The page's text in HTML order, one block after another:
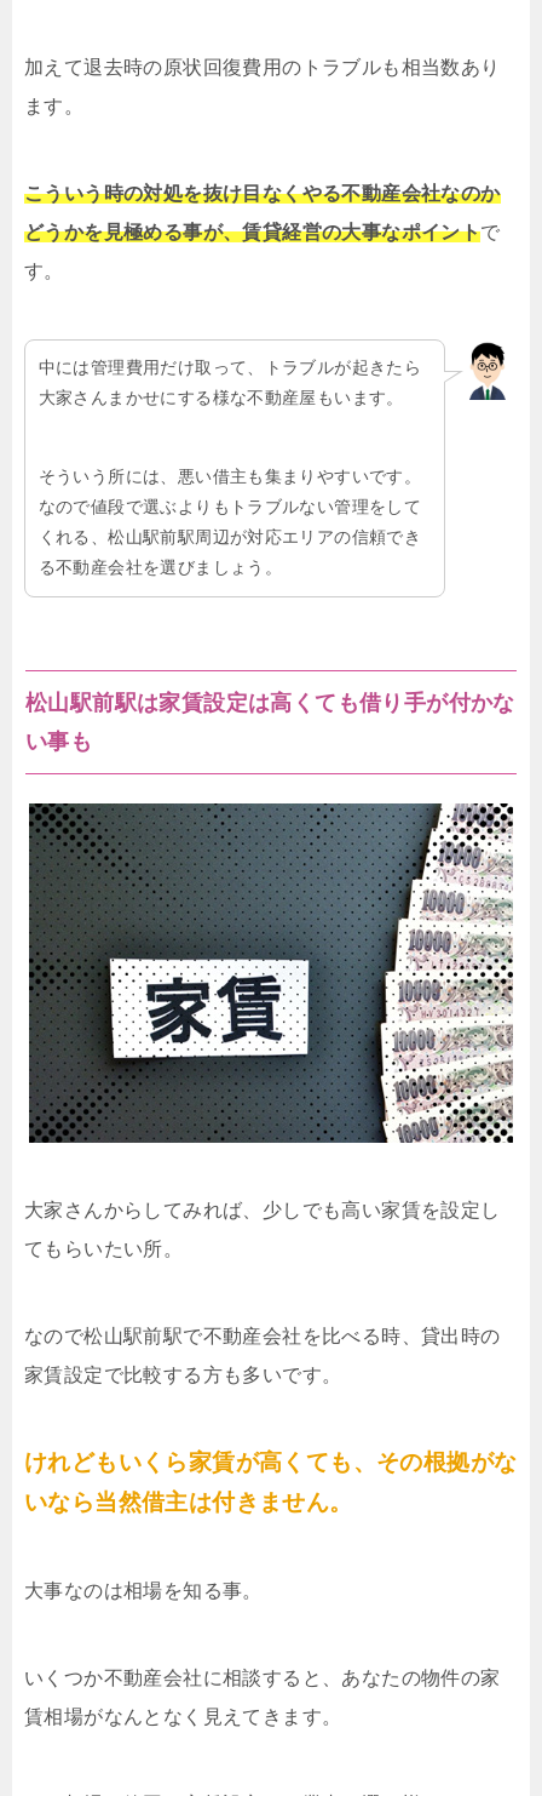
加えて退去時の原状回復費用のトラブルも相当数あり
ます。
こういう時の対処を抜け目なくやる不動産会社なのか
どうかを見極める事が、賃貸経営の大事なポイントで
す。
中には管理費用だけ取って、トラブルが起きたら
大家さんまかせにする様な不動産屋もいます。
そういう所には、悪い借主も集まりやすいです。
なので値段で選ぶよりもトラブルない管理をして
くれる、松山駅前駅周辺が対応エリアの信頼でき
る不動産会社を選びましょう。
松山駅前駅は家賃設定は高くても借り手が付かな
い事も
大家さんからしてみれば、少しでも高い家賃を設定し
てもらいたい所。
なので松山駅前駅で不動産会社を比べる時、貸出時の
家賃設定で比較する方も多いです。
けれどもいくら家賃が高くても、その根拠がな
いなら当然借主は付きません。
大事なのは相場を知る事。
いくつか不動産会社に相談すると、あなたの物件の家
賃相場がなんとなく見えてきます。